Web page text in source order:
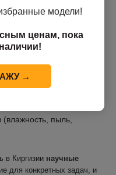
явления без
под конкретные
пыль,
в Киргизии научные
для конкретных задач, и
модели!
ценам, пока
→